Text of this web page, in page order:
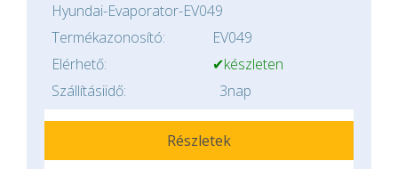
Hyundai-Evaporator-EV049
Termékazonosító:
EV049
Elérhető:
✔készleten
Szállításiidő:
3nap
Részletek